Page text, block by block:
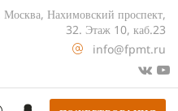
Москва, Нахимовский проспект,
32. Этаж 10, каб.23
info@fpmt.ru